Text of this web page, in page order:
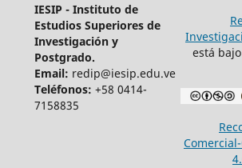
IESIP - Instituto de
Estudios Superiores de
Investigación y
Postgrado.
Email: redip@iesip.edu.ve
Teléfonos: +58 0414-
7158835
está